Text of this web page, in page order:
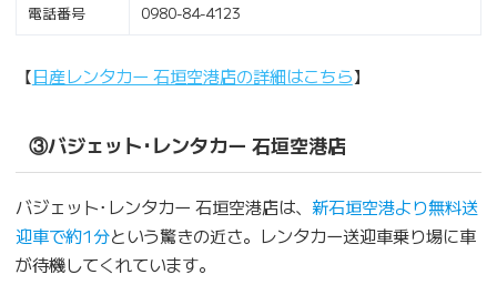
電話番号 0980-84-4123
【日産レンタカー 石垣空港店の詳細はこちら】
③バジェット･レンタカー 石垣空港店
バジェット･レンタカー 石垣空港店は、 新石垣空港より無料送
迎車で約1分という驚きの近さ。レンタカー送迎車乗り場に車
が待機してくれています。